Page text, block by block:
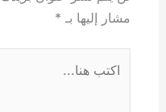
مشار إليها بـ *
هنا...